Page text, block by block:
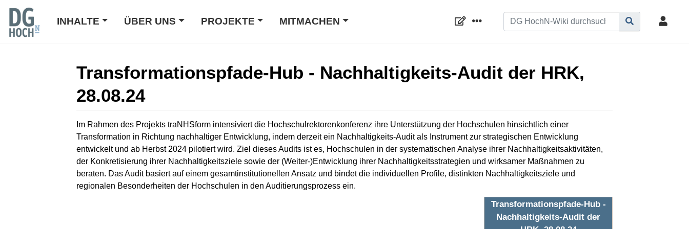
INHALTE ÜBER UNS PROJEKTE MITMACHEN
Transformationspfade-Hub - Nachhaltigkeits-Audit der HRK,
28.08.24
Wechseln zu:Navigation,Suche
Im Rahmen des Projekts traNHSform intensiviert die Hochschulrektorenkonferenz ihre Unterstützung der Hochschulen hinsichtlich einer
Transformation in Richtung nachhaltiger Entwicklung, indem derzeit ein Nachhaltigkeits-Audit als Instrument zur strategischen Entwicklung
entwickelt und ab Herbst 2024 pilotiert wird. Ziel dieses Audits ist es, Hochschulen in der systematischen Analyse ihrer Nachhaltigkeitsaktivitäten,
der Konkretisierung ihrer Nachhaltigkeitsziele sowie der (Weiter-)Entwicklung ihrer Nachhaltigkeitsstrategien und wirksamer Maßnahmen zu
beraten. Das Audit basiert auf einem gesamtinstitutionellen Ansatz und bindet die individuellen Profile, distinkten Nachhaltigkeitsziele und
regionalen Besonderheiten der Hochschulen in den Auditierungsprozess ein.
Transformationspfade-Hub -
Nachhaltigkeits-Audit der